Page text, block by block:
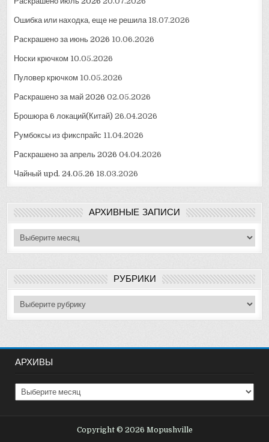
Ошибка или находка, еще не решила 18.07.2026
Раскрашено за июнь 2026 10.06.2026
Носки крючком 10.05.2026
Пуловер крючком 10.05.2026
Раскрашено за май 2026 02.05.2026
Брошюра 6 локаций(Китай) 26.04.2026
Румбоксы из фикспрайс 11.04.2026
Раскрашено за апрель 2026 04.04.2026
Чайный upd. 24.05.26 18.03.2026
АРХИВНЫЕ ЗАПИСИ
Архивные
записи
РУБРИКИ
Рубрики
АРХИВЫ
Архивы
Copyright © 2026 Mopushville